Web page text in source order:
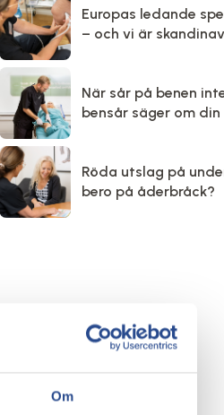
Om
Europas ledande
– och vi är
När sår på benen
bensår säger om din
Röda utslag på
bero på åderbråck?